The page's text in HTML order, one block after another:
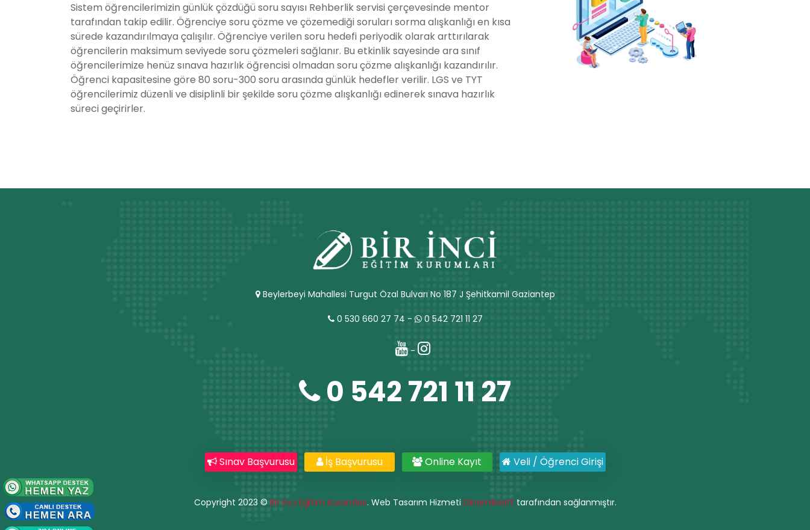
Sistem öğrencilerimizin günlük çözdüğü soru sayısı Rehberlik servisi çerçevesinde mentor
tarafından takip edilir. Öğrenciye soru çözme ve çözemediği soruları sorma alışkanlığı en kısa
sürede kazandırılmaya çalışılır. Öğrenciye verilen soru hedefi periyodik olarak arttırılarak
öğrencilerin maksimum seviyede soru çözmeleri sağlanır. Bu etkinlik sayesinde ara sınıf
öğrencilerimize henüz sınava hazırlık öğrencisi olmadan soru çözme alışkanlığı kazandırılır.
Öğrenci kapasitesine göre 80 soru-300 soru arasında günlük hedefler verilir. LGS ve TYT
öğrencilerimiz düzenli ve disiplinli bir şekilde soru çözme alışkanlığı edinerek sınava hazırlık
süreci geçirirler.
Beylerbeyi Mahallesi Turgut Özal Bulvarı No 187 J Şehitkamil Gaziantep
0 530 660 27 74 - 0 542 721 11 27
-
0 542 721 11 27
Sınav Başvurusu İş Başvurusu Online Kayıt Veli / Öğrenci Girişi
Copyright 2023 © Bir İnci Eğitim Kurumları. Web Tasarım Hizmeti Dinamiksoft tarafından sağlanmıştır.